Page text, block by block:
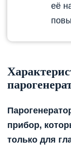
её
прибор,
только для